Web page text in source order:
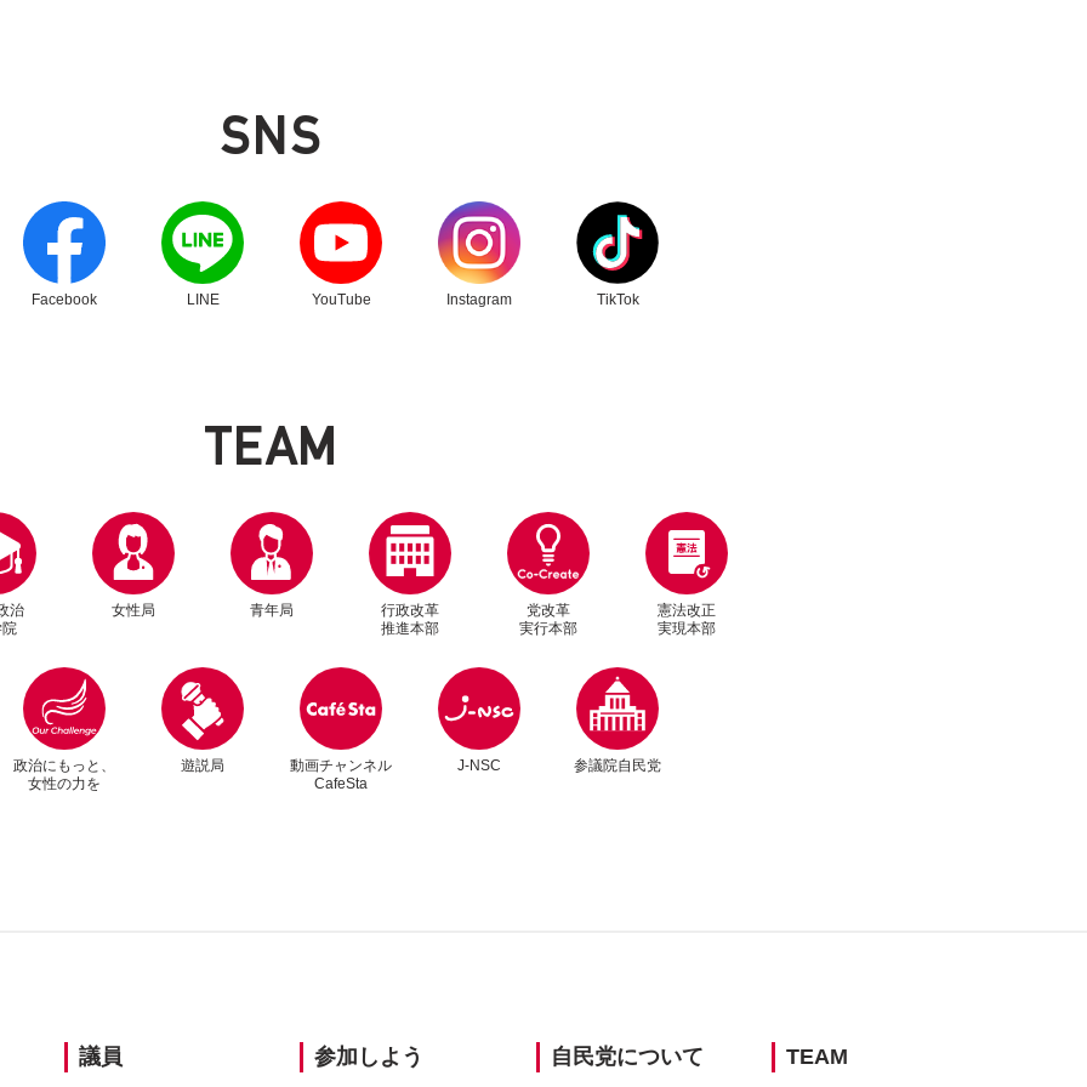
SNS
Facebook
別ウィンドウリンク
LINE
別ウィンドウリンク
YouTube
別ウィンドウリンク
Instagram
別ウィンドウリンク
TikTok
別ウィンドウリンク
TEAM
治
院
女性局 青年局
行政改革
推進本部
党改革
実行本部
憲法改正
実現本部
政治にもっと、
女性の力を
別ウィンドウリンク
遊説局
別ウィンドウリンク
動画チャンネル
CafeSta
J-NSC 参議院自民党
別ウィンドウリンク
議員 参加しよう 自民党について
別ウィンドウリンク
別ウィンドウリンク TEAM
別ウィンドウリンク
別ウィンドウリンク
別ウィンドウリンク